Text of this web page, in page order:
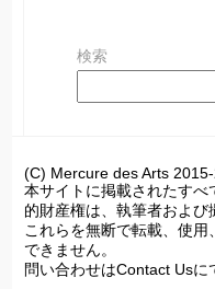
イ
検索
(C) Mercure des Arts
本サイトに掲載されたすべ
的財産権は、執筆者および
これらを無断で転載、使
できません。
問い合わせはContact Usに